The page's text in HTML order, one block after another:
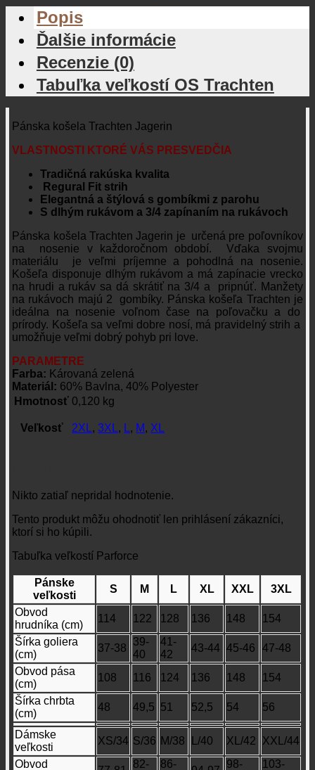
Popis
Ďalšie informácie
Recenzie (0)
Tabuľka veľkostí OS Trachten
Pánska košela Trachten Jagerin
VLASTNOSTI KTORÉ VÁS PRESVEDČIA
Tradičná rakúska kvalita
Regural Fit strih
Elegantná a štýlová s gombíkmi z parohu
S dlhým rukávom a 3/4 zapínaním na rukávoch
Pánska košela Trachten Jagerin je určená pre poľovníkov
na nosenie v každoročnom období. Vďaka svojmu
materiálu je veľmi príjemne a pohodlná na nosenie.
Košeľa disponuje dlhým rukávom a má zapínacie vrecko
na hrudi a rukáv sa dá skrátiť na 3/4 a pripnúť. Manžety
na rukávoch majú 2 gombíky. Pánska košeľa Trachten je
ideálna na nosenie voľnom čase na poľovačku a do
prírody. Košeľa sa veľmi dobre nosí, má pravidelný strih a
umožňuje veľmi dobrý pohyb pri love.
PARAMETRE
Farba: Károvaná zelená
Materiál: 60% Bavlna, 40% Polyester
Hmotnosť 0,120 kg
Veľkosť 2XL,3XL, L, M, XL
Nikto zatiaľ nepridal hodnotenie.
Tento produkt môžu ohodnotiť len prihlásení zákazníci,
ktorí si ho kúpili.
Tabuľka veľkostí Parforce
Pánske
veľkosti
S M L XL XXL
3XL
Obvod
hrudníka (cm)
114 122 128 136 148
154
Šírka goliera
(cm)
37-38
39-
40
41-
42
43-44 45-46
47-48
Obvod pása
(cm)
108 116 124 136 148
154
Šírka chrbta
(cm)
48 49,5 51 52,5 54 56
Dámske
veľkosti
XS/34 S/36 M/38 L/40 XL/42
XXL/44
Obvod
82- 86- 98- 103-